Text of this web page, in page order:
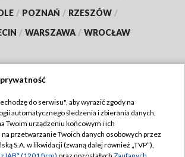
/ POZNAŃ / RZESZÓW /
/ WARSZAWA / WROCŁAW
TVP
Regulamin TVP
do serwisu", aby wyrazić zgody na
automatycznego śledzenia i zbierania danych,
Twoim urządzeniu końcowym i ich
przetwarzanie Twoich danych osobowych przez
S.A. w likwidacji (zwaną dalej również „TVP”),